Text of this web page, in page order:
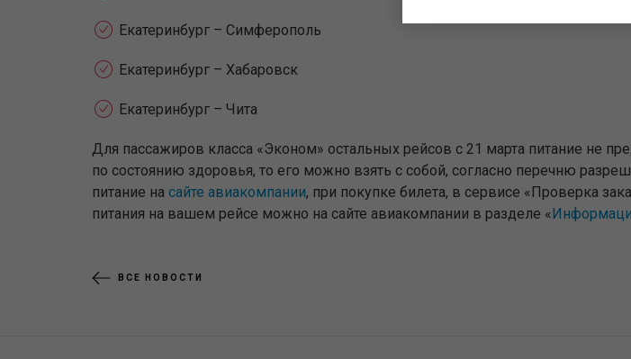
Екатеринбург – Симферополь
Екатеринбург – Хабаровск
Екатеринбург – Чита
Для пассажиров класса «Эконом» остальных рейсов с 21 марта питание не
по состоянию здоровья, то его можно взять с собой, согласно перечню
питание на сайте авиакомпании, при покупке билета, в сервисе «Проверка
питания на вашем рейсе можно на сайте авиакомпании в разделе «
ВСЕ НОВОСТИ